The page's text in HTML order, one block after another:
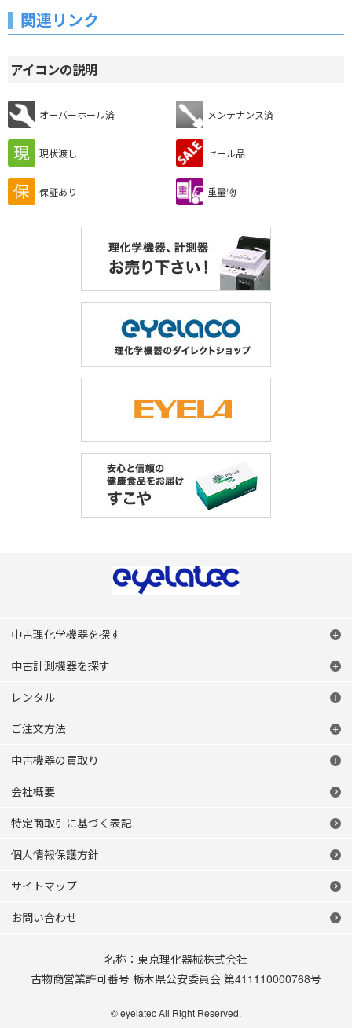
関連リンク
アイコンの説明
オーバーホール済 メンテナンス済
現状渡し セール品
保証あり 重量物
中古理化学機器を探す
中古計測機器を探す
レンタル
ご注文方法
中古機器の買取り
会社概要
特定商取引に基づく表記
個人情報保護方針
サイトマップ
お問い合わせ
名称：東京理化器械株式会社
古物商営業許可番号 栃木県公安委員会 第411110000768号
© eyelatec All Right Reserved.